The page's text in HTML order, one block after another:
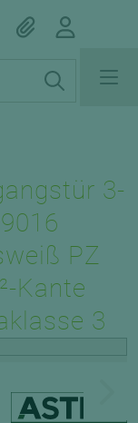
3-
PZ
Kante
3